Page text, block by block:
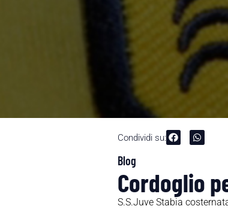
Condividi su:
Blog
Cordoglio
S.S.Juve Stabia